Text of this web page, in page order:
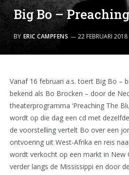
Big Bo –
BY ERIC CAMPFENS 22 FEBRUARI 2018
Vanaf 16 februari a.s. toert Big Bo –
bekend als Bo Brocken – door de
theaterprogramma ‘Preaching The
wordt op die dag een cd met
de voorstelling vertelt Bo over een
ontvoering uit West-Afrika en reis
wordt verkocht op een markt in New
verder langs de Mississippi en door